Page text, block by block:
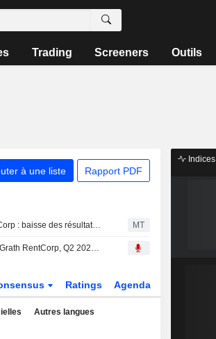
Trading Screeners Outils
à une liste Rapport PDF
McGrath RentCorp : baisse des résultats et du chiffre d'affaires au T2 ; les prévisions pour 2026 relevées MT
Transcript : McGrath RentCorp, Q2 2026 Earnings Call, Jul 29, 2026
Ratings Agenda
Autres langues
Indices